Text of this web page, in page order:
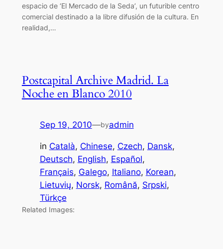
espacio de ‘El Mercado de la Seda’, un futurible centro
comercial destinado a la libre difusión de la cultura. En
realidad,…
Postcapital Archive Madrid. La
Noche en Blanco 2010
Sep 19, 2010—byadmin
in Català, Chinese, Czech, Dansk
Deutsch, English, Español
Français, Galego, Italiano, Korean
Lietuvių, Norsk, Română, Srpski
Türkçe
Related Images: